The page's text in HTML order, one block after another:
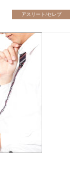
アスリート/セレブ